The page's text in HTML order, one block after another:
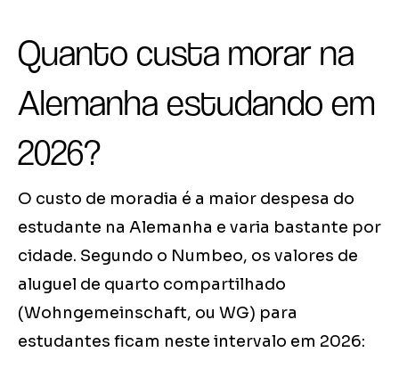
Quanto custa morar na
Alemanha estudando em
2026?
O custo de moradia é a maior despesa do
estudante na Alemanha e varia bastante por
cidade. Segundo o Numbeo, os valores de
aluguel de quarto compartilhado
(Wohngemeinschaft, ou WG) para
estudantes ficam neste intervalo em 2026: